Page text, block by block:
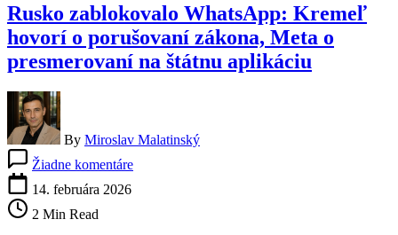
Rusko zablokovalo WhatsApp: Kremeľ
hovorí o porušovaní zákona, Meta o
presmerovaní na štátnu aplikáciu
By Miroslav Malatinský
Žiadne komentáreRusko
14. februára 2026
2 Min Read